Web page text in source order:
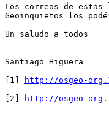
Los correos de
Geoinquietos los
Un saludo a todos
Santiago Higuera
[1]
http://osgeo-
[2]
http://osgeo-